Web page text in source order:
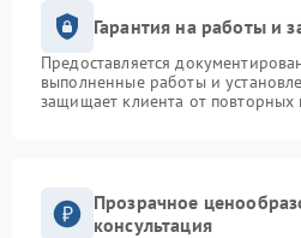
Гарантия на работы и
Предоставляется
выполненные работы и
защищает клиента от повторных
Прозрачное
консультация